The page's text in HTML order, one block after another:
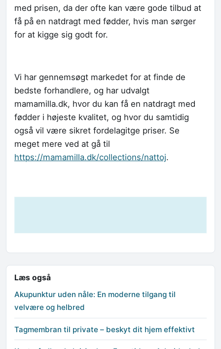
med prisen, da der ofte kan være gode tilbud at
få på en natdragt med fødder, hvis man sørger
for at kigge sig godt for.
Vi har gennemsøgt markedet for at finde de
bedste forhandlere, og har udvalgt
mamamilla.dk, hvor du kan få en natdragt med
fødder i højeste kvalitet, og hvor du samtidig
også vil være sikret fordelagitge priser. Se
meget mere ved at gå til
https://mamamilla.dk/collections/nattoj.
Læs også
Akupunktur uden nåle: En moderne tilgang til
velvære og helbred
Tagmembran til private – beskyt dit hjem effektivt